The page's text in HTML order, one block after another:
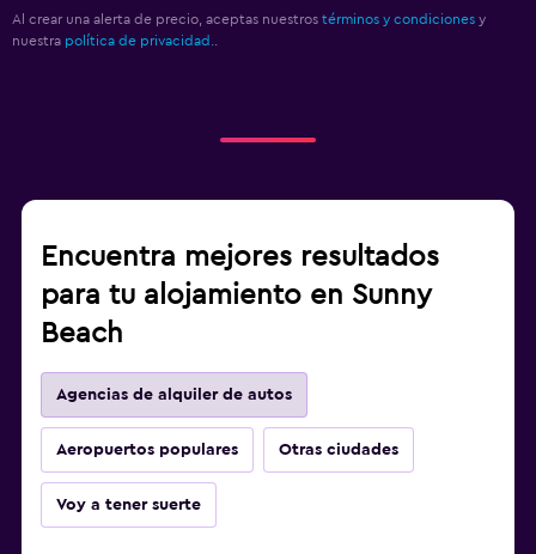
Al crear una alerta de precio, aceptas nuestros términos y condiciones y
nuestra política de privacidad..
Encuentra mejores resultados
para tu alojamiento en Sunny
Beach
Agencias de alquiler de autos
Aeropuertos populares Otras ciudades
Voy a tener suerte